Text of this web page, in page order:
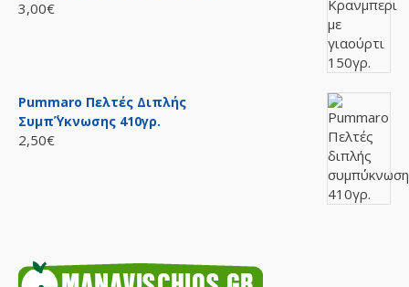
3,00€
Pummaro Πελτές Διπλής
Συμπ΄ύκνωσης 410γρ.
2,50€